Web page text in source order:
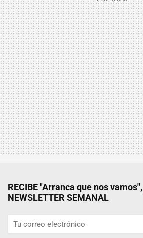
RECIBE "Arranca que nos
NEWSLETTER SEMANAL